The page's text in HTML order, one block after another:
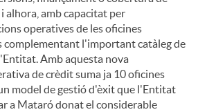
alhora, amb capacitat per
operatives de les oficines
complementant l'important catàleg de
Amb aquesta nova
de crèdit suma ja 10 oficines
model de gestió d'èxit que l'Entitat
a Mataró donat el considerable